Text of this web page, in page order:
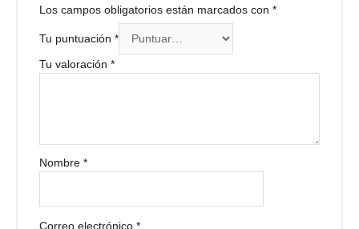
Los campos obligatorios están marcados con*
Tu puntuación*
Tu valoración*
Nombre*
Correo electrónico*